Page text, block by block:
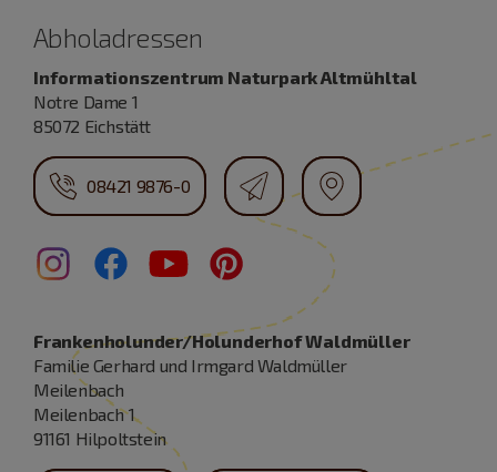
Abholadressen
Informationszentrum Naturpark Altmühltal
Notre Dame 1
85072 Eichstätt
08421 9876-0
Frankenholunder/Holunderhof Waldmüller
Familie Gerhard und Irmgard Waldmüller
Meilenbach
Meilenbach 1
91161 Hilpoltstein